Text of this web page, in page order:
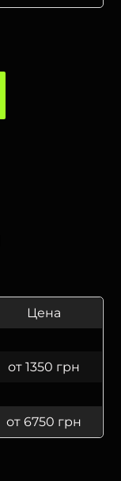
Цена
от 1350 грн
от 6750 грн